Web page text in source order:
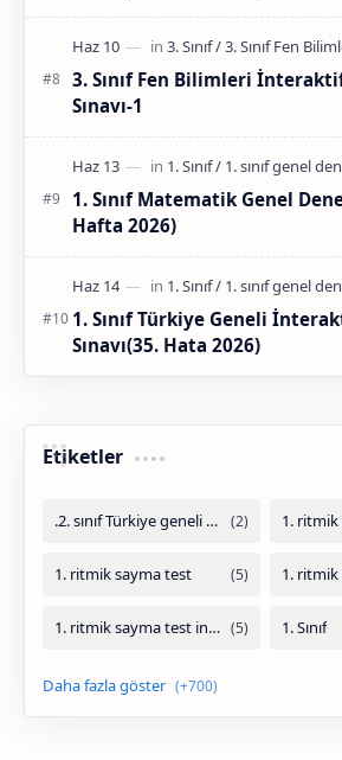
3. Sınıf Fen Bilimleri
Sınavı-1
1. Sınıf Matematik Genel
Hafta 2026)
1. Sınıf Türkiye Geneli
Sınavı(35. Hata 2026)
Etiketler